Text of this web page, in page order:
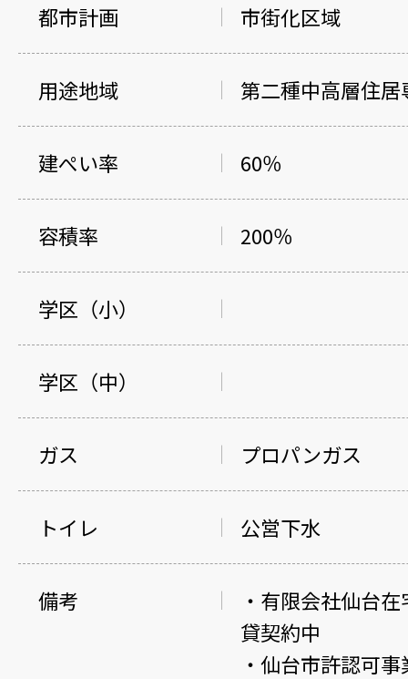
都市計画 市街化区域
用途地域 第二種中高層住
建ぺい率 60％
容積率 200％
学区（小）
学区（中）
ガス プロパンガス
トイレ 公営下水
備考
・有限会社仙台
貸契約中
・仙台市許認可